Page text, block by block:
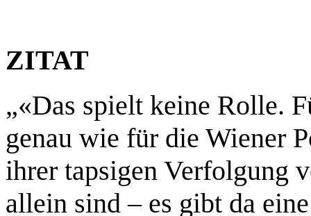
ZITAT
„«Das spielt keine Rolle.
genau wie für die Wiener
ihrer tapsigen Verfolgung
allein sind – es gibt da